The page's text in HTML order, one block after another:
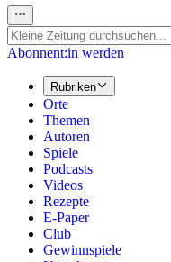
Abonnent:in werden
Rubriken
Orte
Themen
Autoren
Spiele
Podcasts
Videos
Rezepte
E-Paper
Club
Gewinnspiele